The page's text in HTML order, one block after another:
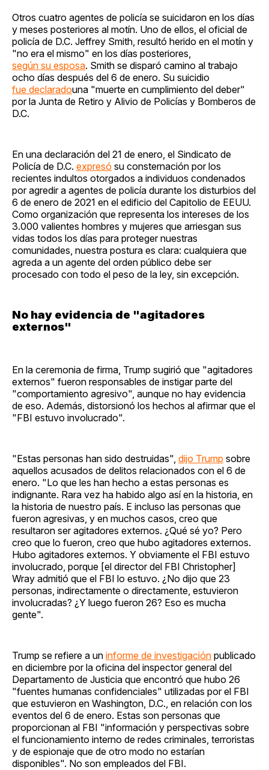
Otros cuatro agentes de policía se suicidaron en los días
y meses posteriores al motín. Uno de ellos, el oficial de
policía de D.C. Jeffrey Smith, resultó herido en el motín y
"no era el mismo" en los días posteriores,
según su esposa. Smith se disparó camino al trabajo
ocho días después del 6 de enero. Su suicidio
fue declaradouna "muerte en cumplimiento del deber"
por la Junta de Retiro y Alivio de Policías y Bomberos de
D.C.
En una declaración del 21 de enero, el Sindicato de
Policía de D.C. expresó su consternación por los
recientes indultos otorgados a individuos condenados
por agredir a agentes de policía durante los disturbios del
6 de enero de 2021 en el edificio del Capitolio de EEUU.
Como organización que representa los intereses de los
3.000 valientes hombres y mujeres que arriesgan sus
vidas todos los días para proteger nuestras
comunidades, nuestra postura es clara: cualquiera que
agreda a un agente del orden público debe ser
procesado con todo el peso de la ley, sin excepción.
No hay evidencia de "agitadores
externos"
En la ceremonia de firma, Trump sugirió que "agitadores
externos" fueron responsables de instigar parte del
"comportamiento agresivo", aunque no hay evidencia
de eso. Además, distorsionó los hechos al afirmar que el
"FBI estuvo involucrado".
"Estas personas han sido destruidas", dijo Trump sobre
aquellos acusados de delitos relacionados con el 6 de
enero. "Lo que les han hecho a estas personas es
indignante. Rara vez ha habido algo así en la historia, en
la historia de nuestro país. E incluso las personas que
fueron agresivas, y en muchos casos, creo que
resultaron ser agitadores externos. ¿Qué sé yo? Pero
creo que lo fueron, creo que hubo agitadores externos.
Hubo agitadores externos. Y obviamente el FBI estuvo
involucrado, porque [el director del FBI Christopher]
Wray admitió que el FBI lo estuvo. ¿No dijo que 23
personas, indirectamente o directamente, estuvieron
involucradas? ¿Y luego fueron 26? Eso es mucha
gente".
Trump se refiere a un informe de investigación publicado
en diciembre por la oficina del inspector general del
Departamento de Justicia que encontró que hubo 26
"fuentes humanas confidenciales" utilizadas por el FBI
que estuvieron en Washington, D.C., en relación con los
eventos del 6 de enero. Estas son personas que
proporcionan al FBI "información y perspectivas sobre
el funcionamiento interno de redes criminales, terroristas
y de espionaje que de otro modo no estarían
disponibles". No son empleados del FBI.